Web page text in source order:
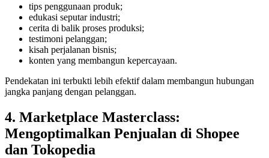
tips penggunaan produk;
edukasi seputar industri;
cerita di balik proses produksi;
testimoni pelanggan;
kisah perjalanan bisnis;
konten yang membangun kepercayaan.
Pendekatan ini terbukti lebih efektif dalam membangun hubungan
jangka panjang dengan pelanggan.
4. Marketplace Masterclass:
Mengoptimalkan Penjualan di Shopee
dan Tokopedia